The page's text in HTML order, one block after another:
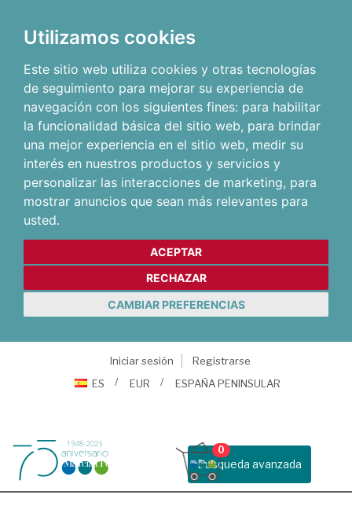
Utilizamos cookies
Este sitio web utiliza cookies y otras tecnologías
de seguimiento para mejorar su experiencia de
navegación con los siguientes fines: para habilitar
la funcionalidad básica del sitio web, para brindar
una mejor experiencia en el sitio web, medir su
interés en nuestros productos y servicios y
personalizar las interacciones de marketing, para
mostrar anuncios que sean más relevantes para
usted.
ACEPTAR
RECHAZAR
CAMBIAR PREFERENCIAS
Iniciar sesión
Registrarse
ES
EUR ESPAÑA PENINSULAR
Busqueda avanzada
0